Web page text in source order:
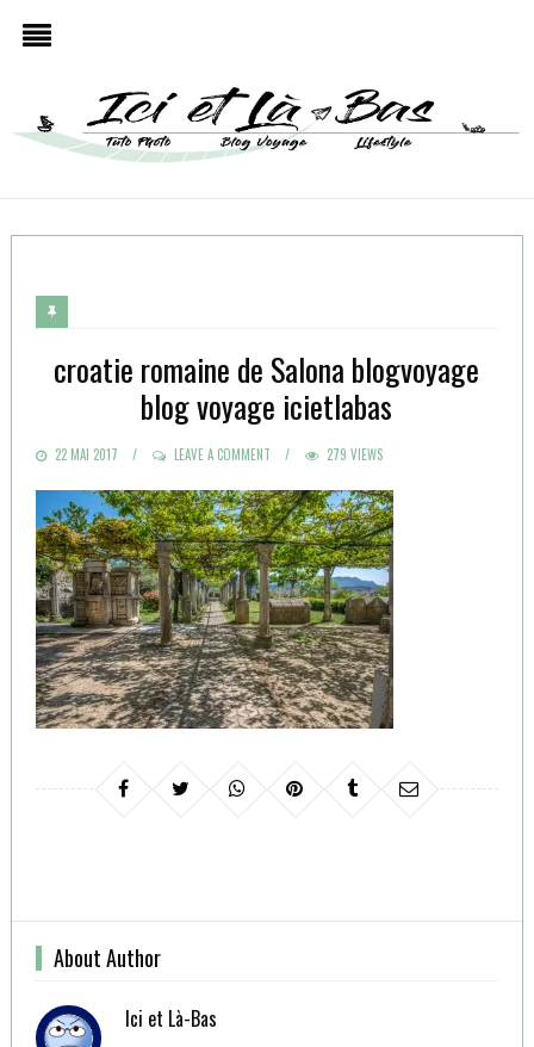
croatie romaine de Salona blogvoyage
blog voyage icietlabas
POSTED
22 MAI 2017 LEAVE A COMMENT 279 VIEWS
About Author
Ici et Là-Bas